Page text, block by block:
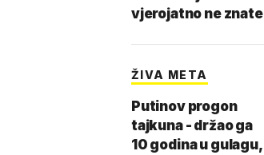
vjerojatno ne znate
ŽIVA META
Putinov progon
tajkuna - držao ga
10 godina u gulagu,